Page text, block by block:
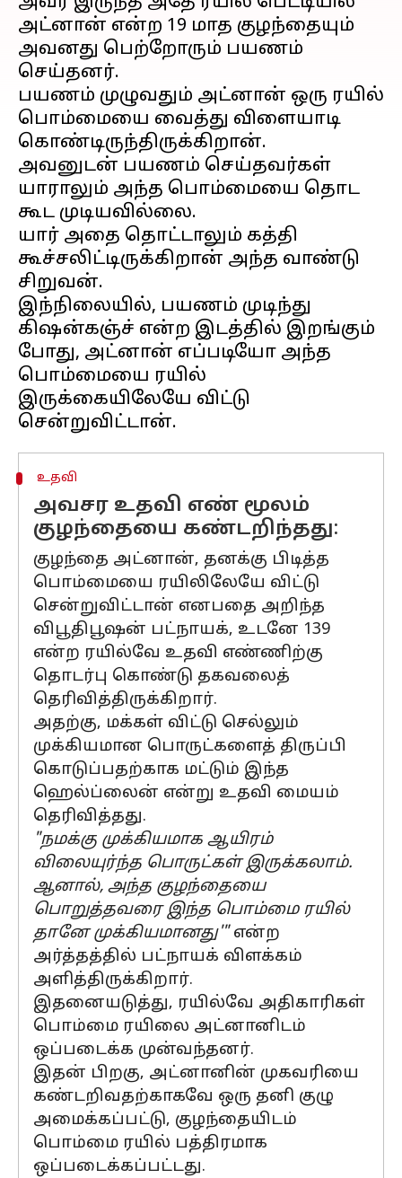
அட்னான் என்ற 19 மாத குழந்தையும்
அவனது பெற்றோரும் பயணம்
செய்தனர்.
பயணம் முழுவதும் அட்னான் ஒரு ரயில்
பொம்மையை வைத்து விளையாடி
கொண்டிருந்திருக்கிறான்.
அவனுடன் பயணம் செய்தவர்கள்
யாராலும் அந்த பொம்மையை தொட
கூட முடியவில்லை.
யார் அதை தொட்டாலும் கத்தி
கூச்சலிட்டிருக்கிறான் அந்த வாண்டு
சிறுவன்.
இந்நிலையில், பயணம் முடிந்து
கிஷன்கஞ்ச் என்ற இடத்தில் இறங்கும்
போது, அட்னான் எப்படியோ அந்த
பொம்மையை ரயில்
இருக்கையிலேயே விட்டு
உதவி
அவசர உதவி எண் மூலம்
குழந்தையை கண்டறிந்தது:
குழந்தை அட்னான், தனக்கு பிடித்த
பொம்மையை ரயிலிலேயே விட்டு
சென்றுவிட்டான் எனபதை அறிந்த
விபூதிபூஷன் பட்நாயக், உடனே 139
என்ற ரயில்வே உதவி எண்ணிற்கு
தொடர்பு கொண்டு தகவலைத்
தெரிவித்திருக்கிறார்.
அதற்கு, மக்கள் விட்டு செல்லும்
முக்கியமான பொருட்களைத் திருப்பி
கொடுப்பதற்காக மட்டும் இந்த
ஹெல்ப்லைன் என்று உதவி மையம்
தெரிவித்தது.
"நமக்கு முக்கியமாக ஆயிரம்
விலையுர்ந்த பொருட்கள் இருக்கலாம்.
ஆனால், அந்த குழந்தையை
பொறுத்தவரை இந்த பொம்மை ரயில்
தானே முக்கியமானது'"என்ற
அர்த்தத்தில் பட்நாயக் விளக்கம்
அளித்திருக்கிறார்.
இதனையடுத்து, ரயில்வே அதிகாரிகள்
பொம்மை ரயிலை அட்னானிடம்
ஒப்படைக்க முன்வந்தனர்.
இதன் பிறகு, அட்னானின் முகவரியை
கண்டறிவதற்காகவே ஒரு தனி குழு
அமைக்கப்பட்டு, குழந்தையிடம்
பொம்மை ரயில் பத்திரமாக
ஒப்படைக்கப்பட்டது.